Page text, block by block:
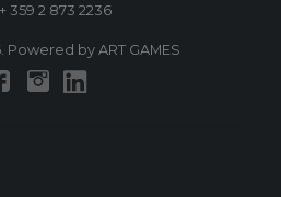
+ 359 2 873 2236
Powered by ART GAMES